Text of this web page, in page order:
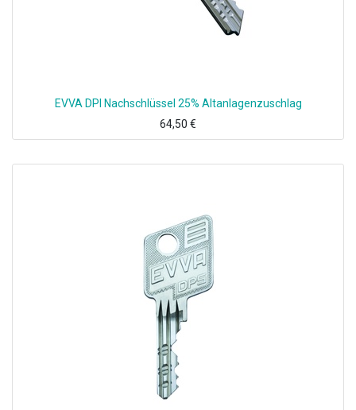
EVVA DPI Nachschlüssel 25% Altanlagenzuschlag
64,50 €